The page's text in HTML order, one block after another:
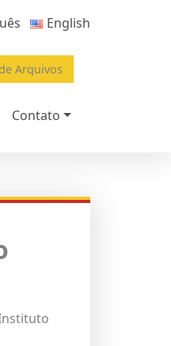
English
Arquivos
Contato